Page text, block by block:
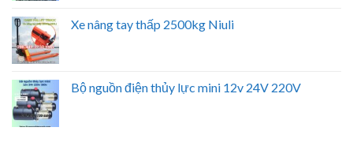
Xe nâng tay thấp 2500kg Niuli
Bộ nguồn điện thủy lực mini 12v 24V 220V